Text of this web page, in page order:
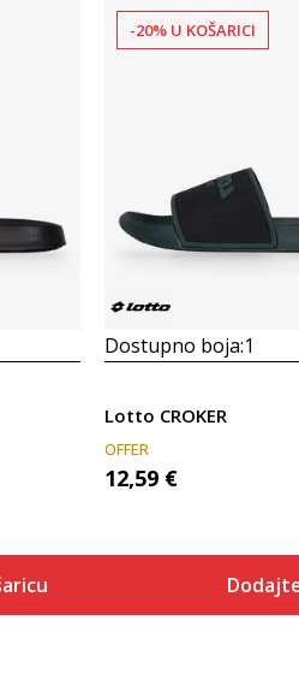
-20% U KOŠARICI
Dostupno boja:1
Lotto CROKER
OFFER
12,59 €